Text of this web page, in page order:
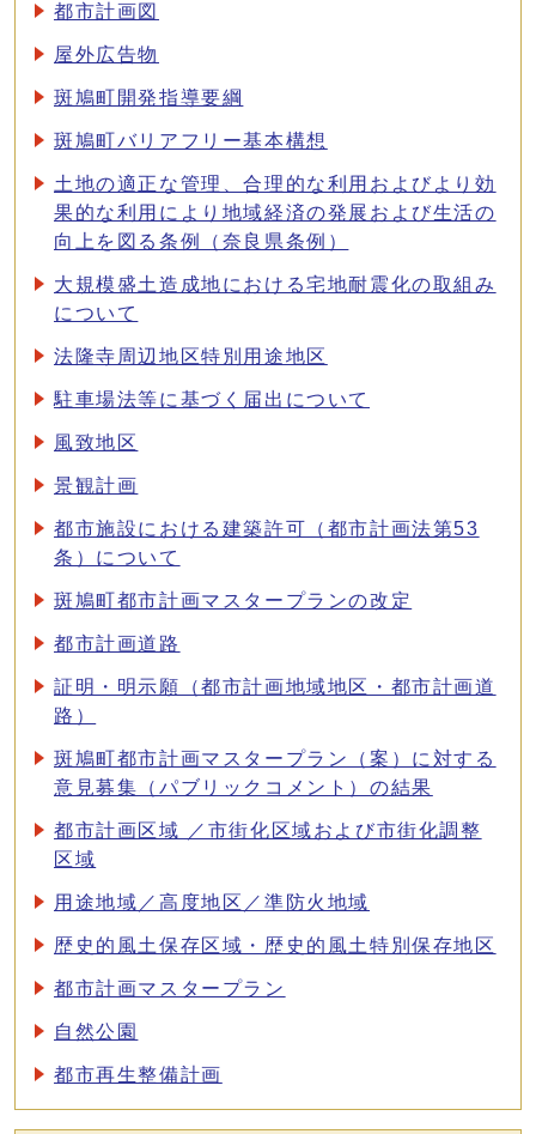
都市計画図
屋外広告物
斑鳩町開発指導要綱
斑鳩町バリアフリー基本構想
土地の適正な管理、合理的な利用およびより効
果的な利用により地域経済の発展および生活の
向上を図る条例（奈良県条例）
大規模盛土造成地における宅地耐震化の取組み
について
法隆寺周辺地区特別用途地区
駐車場法等に基づく届出について
風致地区
景観計画
都市施設における建築許可（都市計画法第53
条）について
斑鳩町都市計画マスタープランの改定
都市計画道路
証明・明示願（都市計画地域地区・都市計画道
路）
斑鳩町都市計画マスタープラン（案）に対する
意見募集（パブリックコメント）の結果
都市計画区域 ／市街化区域および市街化調整
区域
用途地域／高度地区／準防火地域
歴史的風土保存区域・歴史的風土特別保存地区
都市計画マスタープラン
自然公園
都市再生整備計画